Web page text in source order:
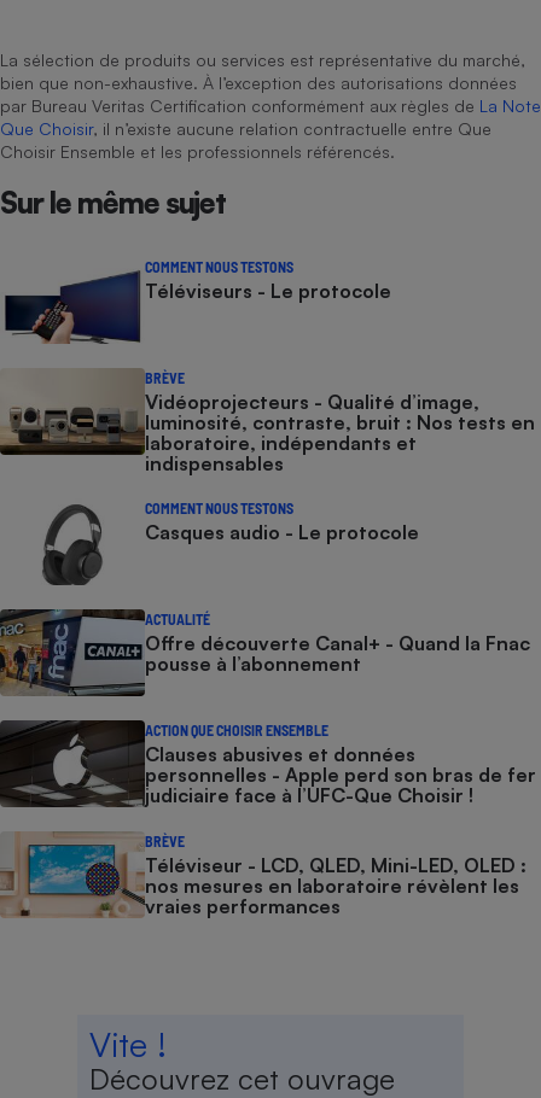
La sélection de produits ou services est représentative du marché,
bien que non-exhaustive. À l’exception des autorisations données
par Bureau Veritas Certification conformément aux règles de La Note
Que Choisir, il n’existe aucune relation contractuelle entre Que
Choisir Ensemble et les professionnels référencés.
Sur le même sujet
COMMENT NOUS TESTONS
Téléviseurs - Le protocole
BRÈVE
Vidéoprojecteurs - Qualité d’image,
luminosité, contraste, bruit : Nos tests en
laboratoire, indépendants et
indispensables
COMMENT NOUS TESTONS
Casques audio - Le protocole
ACTUALITÉ
Offre découverte Canal+ - Quand la Fnac
pousse à l’abonnement
ACTION QUE CHOISIR ENSEMBLE
Clauses abusives et données
personnelles - Apple perd son bras de fer
judiciaire face à l’UFC-Que Choisir !
BRÈVE
Téléviseur - LCD, QLED, Mini-LED, OLED :
nos mesures en laboratoire révèlent les
vraies performances
Vite !
Découvrez cet ouvrage